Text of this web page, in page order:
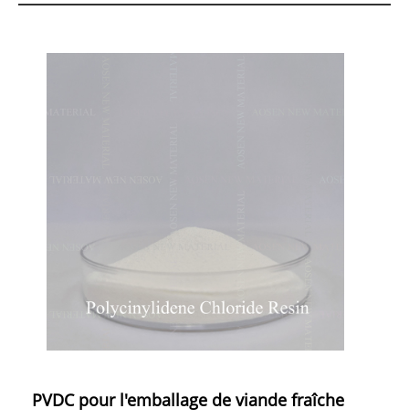
PVDC pour l'emballage de viande fraîche